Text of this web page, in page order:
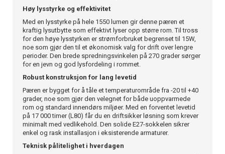
Høy lysstyrke og effektivitet
Med en lysstyrke på hele 1550 lumen gir denne pæren et
kraftig lysutbytte som effektivt lyser opp større rom. Til tross
for den høye lysstyrken er strømforbruket begrenset til 15W,
noe som gjør den til et økonomisk valg for drift over lengre
perioder. Den brede spredningsvinkelen på 270 grader sørger
for en jevn og god lysfordeling i rommet.
Robust konstruksjon for lang levetid
Pæren er bygget for å tåle et temperaturområde fra -20 til +40
grader, noe som gjør den velegnet for både uoppvarmede
rom og standard innendørs miljøer. Med en forventet levetid
på 17 000 timer (L80) får du en driftsikker løsning som krever
minimalt med vedlikehold. Den solide E27-sokkelen sikrer
enkel og rask installasjon i eksisterende armaturer.
Teknisk pålitelighet i hverdagen